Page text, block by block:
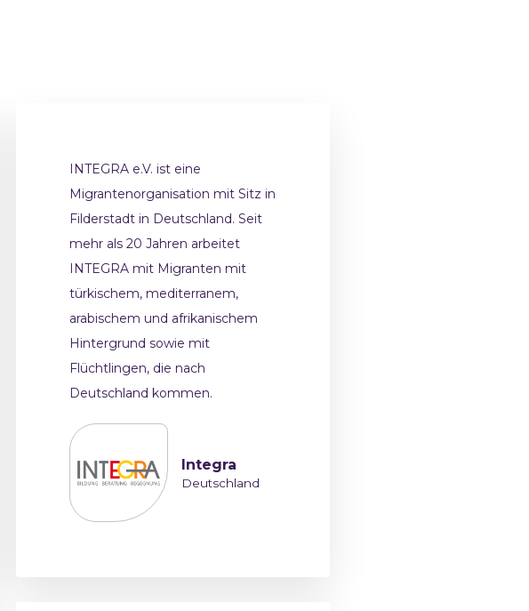
INTEGRA e.V. ist eine
Migrantenorganisation mit Sitz in
Filderstadt in Deutschland. Seit
mehr als 20 Jahren arbeitet
INTEGRA mit Migranten mit
türkischem, mediterranem,
arabischem und afrikanischem
Hintergrund sowie mit
Flüchtlingen, die nach
Deutschland kommen.
Integra
Deutschland